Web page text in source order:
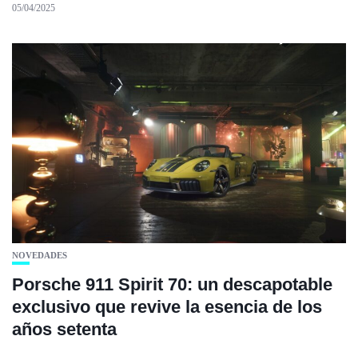
05/04/2025
NOVEDADES
Porsche 911 Spirit 70: un descapotable
exclusivo que revive la esencia de los
años setenta